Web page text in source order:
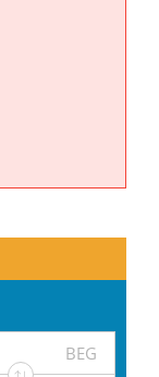
BEG